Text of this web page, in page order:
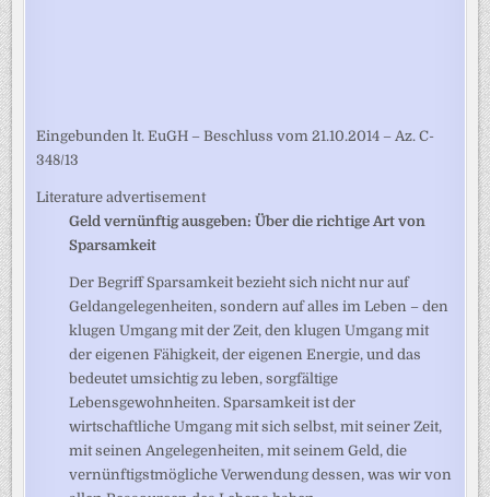
Eingebunden lt. EuGH – Beschluss vom 21.10.2014 – Az. C-
348/13
Literature advertisement
Geld vernünftig ausgeben: Über die richtige Art von
Sparsamkeit
Der Begriff Sparsamkeit bezieht sich nicht nur auf
Geldangelegenheiten, sondern auf alles im Leben – den
klugen Umgang mit der Zeit, den klugen Umgang mit
der eigenen Fähigkeit, der eigenen Energie, und das
bedeutet umsichtig zu leben, sorgfältige
Lebensgewohnheiten. Sparsamkeit ist der
wirtschaftliche Umgang mit sich selbst, mit seiner Zeit,
mit seinen Angelegenheiten, mit seinem Geld, die
vernünftigstmögliche Verwendung dessen, was wir von